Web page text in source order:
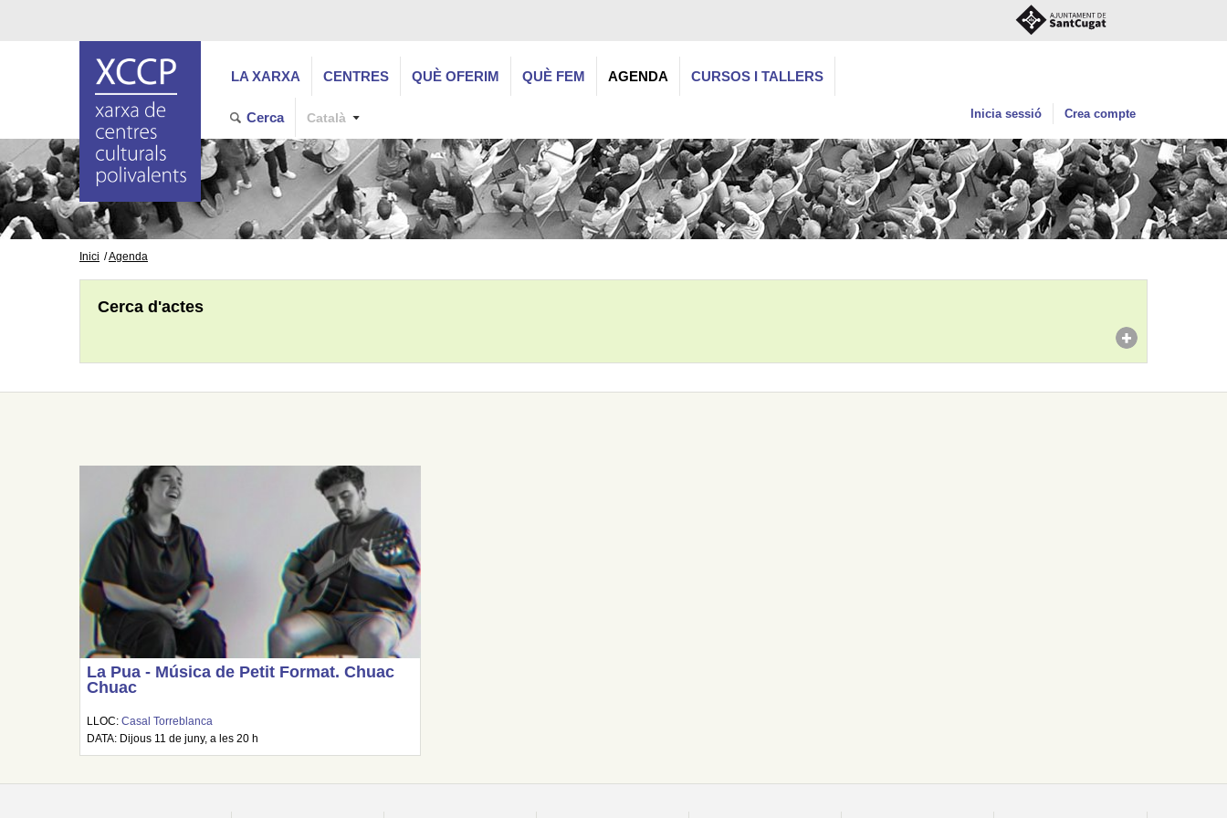
LA XARXA CENTRES QUÈ OFERIM QUÈ FEM AGENDA CURSOS I TALLERS
Cerca Català Inicia sessió Crea compte
Inici Agenda
Cerca d'actes
La Pua - Música de Petit Format. Chuac
Chuac
LLOC:Casal Torreblanca
DATA: Dijous 11 de juny, a les 20 h